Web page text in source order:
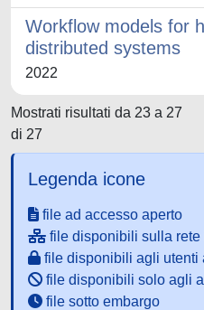
Workflow models for
distributed systems
2022
Mostrati risultati da 23 a 27
di 27
Legenda icone
file ad accesso aperto
file disponibili sulla rete
file disponibili agli utenti
file disponibili solo agli
file sotto embargo